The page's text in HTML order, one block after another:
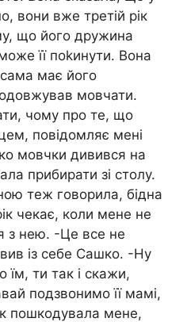
вони вже третій рік
що його дружина
її поkинути. Вона
має його
мовчати.
чому про те, що
повідомляє мені
мовчки дивився на
прибирати зі столу.
теж говорила, бідна
чекає, коли мене не
з нею. -Це все не
із себе Сашко. -Ну
їм, ти так і скажи,
подзвонимо її мамі,
пошкодувала мене,